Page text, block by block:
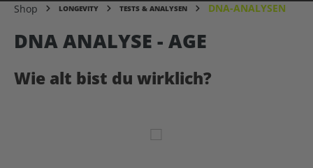
Shop LONGEVITY TESTS & ANALYSEN DNA-ANALYSEN
DNA ANALYSE - AGE
Wie alt bist du wirklich?